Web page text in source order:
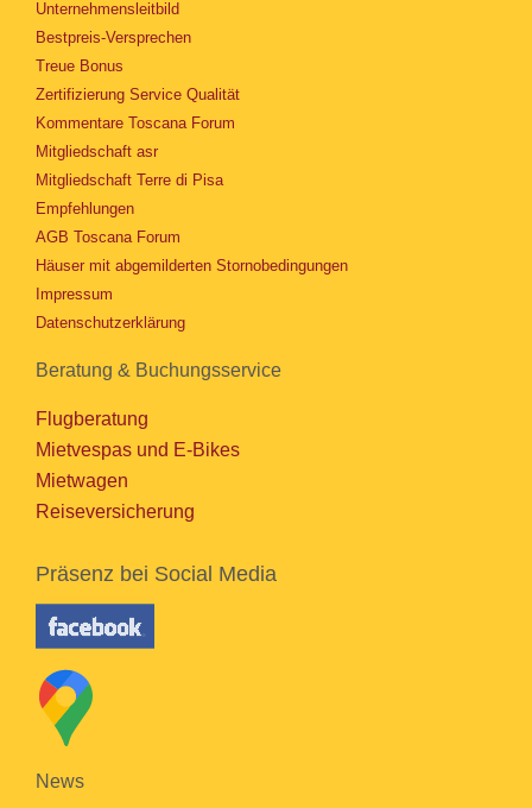
Unternehmensleitbild
Bestpreis-Versprechen
Treue Bonus
Zertifizierung Service Qualität
Kommentare Toscana Forum
Mitgliedschaft asr
Mitgliedschaft Terre di Pisa
Empfehlungen
AGB Toscana Forum
Häuser mit abgemilderten Stornobedingungen
Impressum
Datenschutzerklärung
Beratung & Buchungsservice
Flugberatung
Mietvespas und E-Bikes
Mietwagen
Reiseversicherung
Präsenz bei Social Media
News